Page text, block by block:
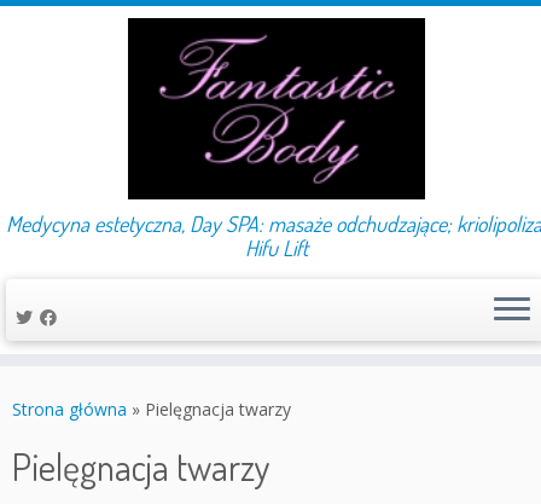
do
Medycyna estetyczna, Day SPA: masaże odchudzające;
Hifu Lift
Strona główna » Pielęgnacja twarzy
Pielęgnacja twarzy